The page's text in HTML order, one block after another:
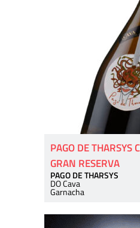
PAGO DE THARSYS
GRAN RESERVA
PAGO DE THARSYS
DO Cava
Garnacha